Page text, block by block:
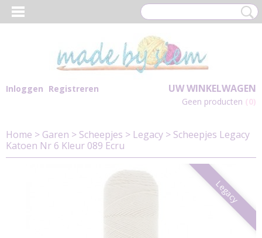
Inloggen Registreren UW WINKELWAGEN
Geen producten (0)
Home > Garen > Scheepjes > Legacy > Scheepjes Legacy
Katoen Nr 6 Kleur 089 Ecru
Legacy